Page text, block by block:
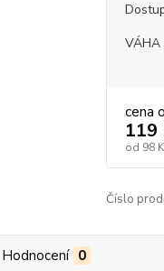
VÁHA
cena
119
od 98
Číslo
Hodnocení 0